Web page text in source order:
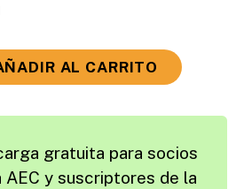
AL CARRITO
gratuita para socios
AEC y suscriptores de la